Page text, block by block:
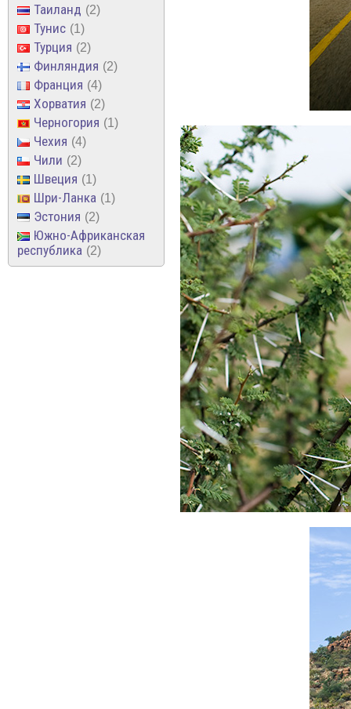
Таиланд 2
Тунис 1
Турция 2
Финляндия 2
Франция 4
Хорватия 2
Черногория 1
Чехия 4
Чили 2
Швеция 1
Шри-Ланка 1
Эстония 2
Южно-Африканская
республика
2